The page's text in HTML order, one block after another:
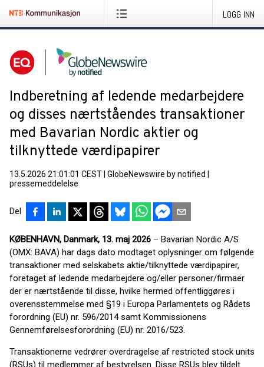
LOGG INN
Indberetning af ledende medarbejdere
og disses nærtståendes transaktioner
med Bavarian Nordic aktier og
tilknyttede værdipapirer
13.5.2026 21:01:01 CEST GlobeNewswire by notified
pressemeddelelse
Del
KØBENHAVN, Danmark, 13. maj 2026 – Bavarian Nordic A/S
(OMX: BAVA) har dags dato modtaget oplysninger om følgende
transaktioner med selskabets aktie/tilknyttede værdipapirer,
foretaget af ledende medarbejdere og/eller personer/firmaer
der er nærtstående til disse, hvilke hermed offentliggøres i
overensstemmelse med §19 i Europa Parlamentets og Rådets
forordning (EU) nr. 596/2014 samt Kommissionens
Gennemførelsesforordning (EU) nr. 2016/523.
Transaktionerne vedrører overdragelse af restricted stock units
(RSUs) til medlemmer af bestyrelsen. Disse RSUs blev tildelt